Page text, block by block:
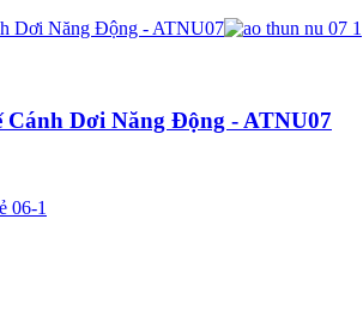
Dơi Năng Động - ATNU07